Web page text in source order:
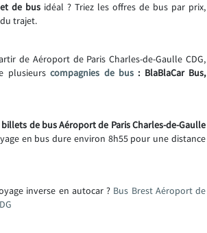
de bus idéal ? Triez les offres de bus par prix,
trajet.
de Aéroport de Paris Charles-de-Gaulle CDG,
plusieurscompagnies de bus: BlaBlaCar Bus,
billets de bus Aéroport de Paris Charles-de-Gaulle
en bus dure environ 8h55 pour une distance
inverse en autocar ? Bus Brest Aéroport de